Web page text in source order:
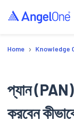
Home › Knowledge
প্যান (PAN)
করবেন